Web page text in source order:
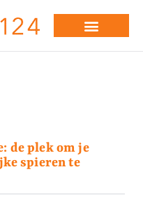
de plek om je
spieren te